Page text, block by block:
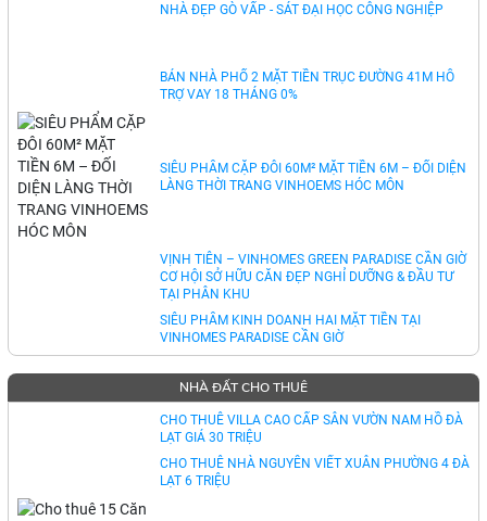
NHÀ ĐẸP GÒ VẤP - SÁT ĐẠI HỌC CÔNG NGHIỆP
BÁN NHÀ PHỐ 2 MẶT TIỀN TRỤC ĐƯỜNG 41M HỖ
TRỢ VAY 18 THÁNG 0%
SIÊU PHẨM CẶP ĐÔI 60M² MẶT TIỀN 6M – ĐỐI DIỆN
LÀNG THỜI TRANG VINHOEMS HÓC MÔN
VỊNH TIÊN – VINHOMES GREEN PARADISE CẦN GIỜ
CƠ HỘI SỞ HỮU CĂN ĐẸP NGHỈ DƯỠNG & ĐẦU TƯ
TẠI PHÂN KHU
SIÊU PHẨM KINH DOANH HAI MẶT TIỀN TẠI
VINHOMES PARADISE CẦN GIỜ
NHÀ ĐẤT CHO THUÊ
CHO THUÊ VILLA CAO CẤP SÂN VƯỜN NAM HỒ ĐÀ
LẠT GIÁ 30 TRIỆU